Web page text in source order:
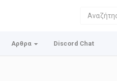
Αρθρα Discord Chat